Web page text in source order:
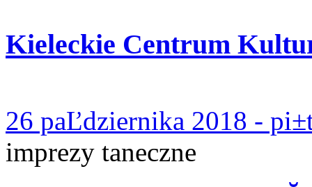
Kieleckie Centrum
26 paĽdziernika 2018 -
imprezy taneczne